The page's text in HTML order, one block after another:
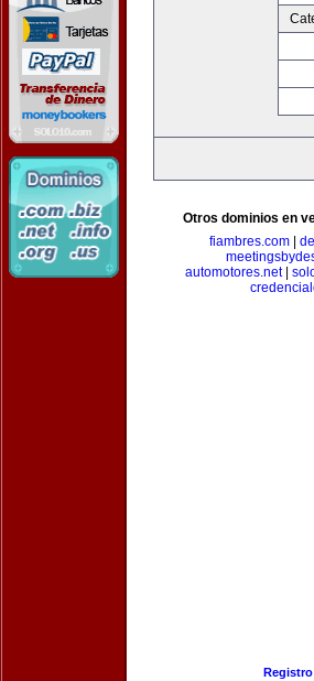
Otros dominios en
fiambres.com|
automotores.net|